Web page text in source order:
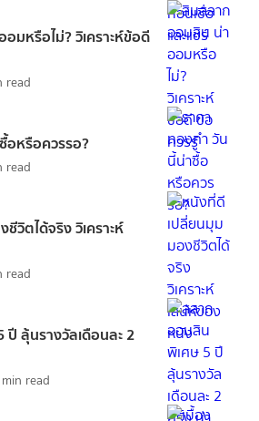
หรือไม่? วิเคราะห์ข้อดี
read
อหรือควรรอ?
read
วิตได้จริง วิเคราะห์
read
ลุ้นรางวัลเดือนละ 2
min read